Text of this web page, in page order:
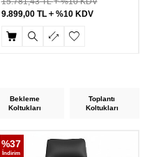
9.899,00TL %10 KDV
Bekleme
Koltukları
Toplantı
Koltukları
%37
İndirim